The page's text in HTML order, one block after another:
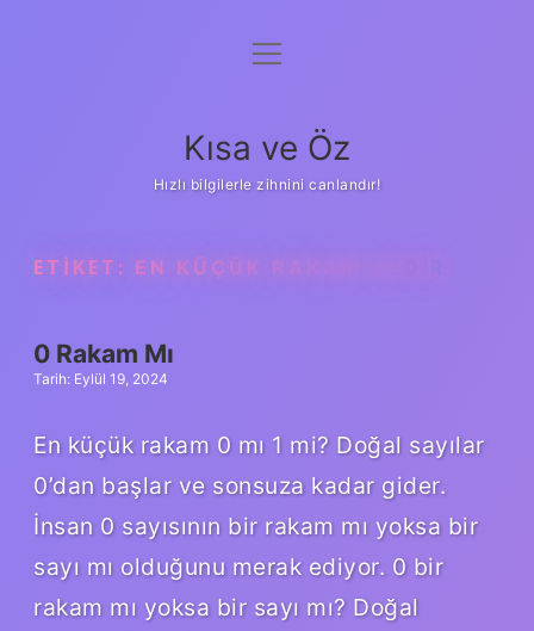
Anasayfa
Yasal Uyarı
menüyü
Kısa ve Öz
Hızlı bilgilerle zihnini canlandır!
ETIKET: EN KÜÇÜK RAKAM NEDIR
0 Rakam Mı
Tarih: Eylül 19, 2024
En küçük rakam 0 mı 1 mi? Doğal sayılar
0’dan başlar ve sonsuza kadar gider.
İnsan 0 sayısının bir rakam mı yoksa bir
sayı mı olduğunu merak ediyor. 0 bir
rakam mı yoksa bir sayı mı? Doğal